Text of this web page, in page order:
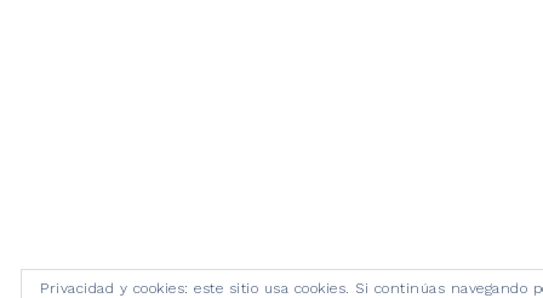
Privacidad y cookies: este sitio usa cookies. Si continúas navegando